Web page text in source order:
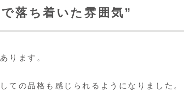
落ち着いた雰囲気”
ります。
ての品格も感じられるようになりました。